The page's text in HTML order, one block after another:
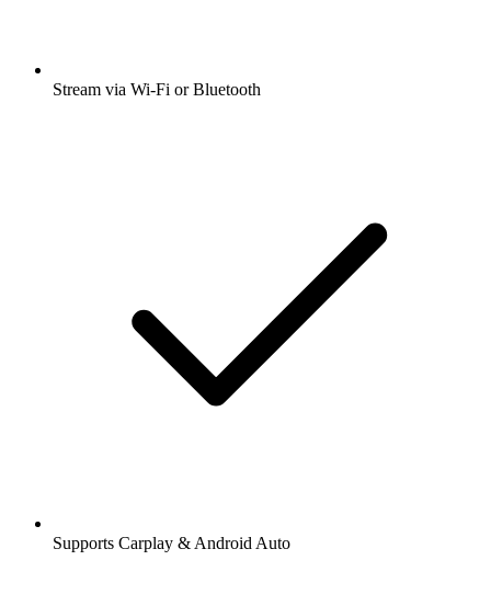
Stream via Wi-Fi or Bluetooth
Supports Carplay & Android Auto